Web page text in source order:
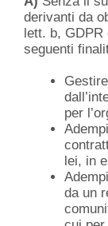
derivanti da
lett. b, GDPR
seguenti
per
lei, in
da un